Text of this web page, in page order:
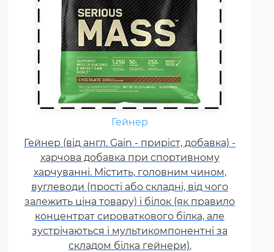
Гейнер
Гейнер (від англ. Gain - приріст, добавка) -
харчова добавка при спортивному
харчуванні. Містить, головним чином,
вуглеводи (прості або складні, від чого
залежить ціна товару) і білок (як правило
концентрат сироваткового білка, але
зустрічаються і мультикомпонентні за
складом білка гейнери).
Креатин – спортивна добавка,
яка використовується у
силових видах спорту, фітнесі, а
також видах спорту, пов'язаних
з динамічним навантаженням
або силовою витривалістю. Це
кислота, що синтезується в
організмі людини в скелетних
м'язах.